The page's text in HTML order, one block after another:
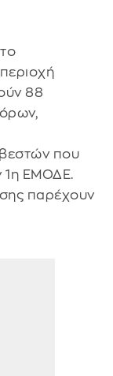
88
που
1η ΕΜΟΔΕ.
παρέχουν